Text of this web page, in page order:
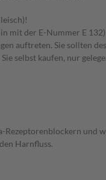
mit der E-Nummer E
auftreten. Sie sollten
selbst kaufen, nur
Harnfluss.